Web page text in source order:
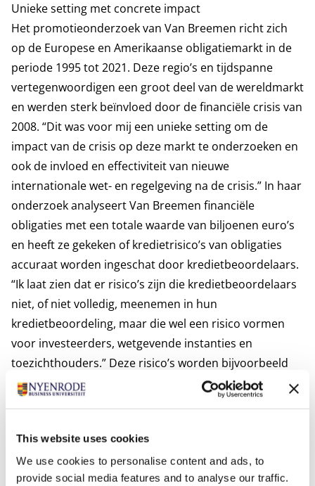
This website uses cookies
We use cookies to personalise content and ads, to
provide social media features and to analyse our traffic.
Unieke setting met concrete impact
Het promotieonderzoek van Van Breemen richt zich
op de Europese en Amerikaanse obligatiemarkt in de
periode 1995 tot 2021. Deze regio’s en tijdspanne
vertegenwoordigen een groot deel van de wereldmarkt
en werden sterk beïnvloed door de financiële crisis van
2008. “Dit was voor mij een unieke setting om de
impact van de crisis op deze markt te onderzoeken en
ook de invloed en effectiviteit van nieuwe
internationale wet- en regelgeving na de crisis.” In haar
onderzoek analyseert Van Breemen financiële
obligaties met een totale waarde van biljoenen euro’s
en heeft ze gekeken of kredietrisico’s van obligaties
accuraat worden ingeschat door kredietbeoordelaars.
“Ik laat zien dat er risico’s zijn die kredietbeoordelaars
niet, of niet volledig, meenemen in hun
kredietbeoordeling, maar die wel een risico vormen
voor investeerders, wetgevende instanties en
toezichthouders.” Deze risico’s worden bijvoorbeeld
veroorzaakt door suboptimale wettelijke kaders,
concurrentie tussen kredietbeoordelaars of de
kredietbeoordelingsmarkt. “In mijn onderzoek geef ik
concrete aanbevelingen voor het optimaliseren van
wettelijke kaders en wijs ik investeerders, wetgevende